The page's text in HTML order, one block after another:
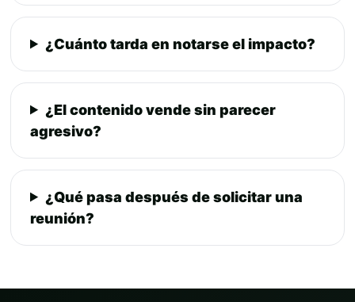
¿Cuánto tarda en notarse el impacto?
¿El contenido vende sin parecer
agresivo?
¿Qué pasa después de solicitar una
reunión?